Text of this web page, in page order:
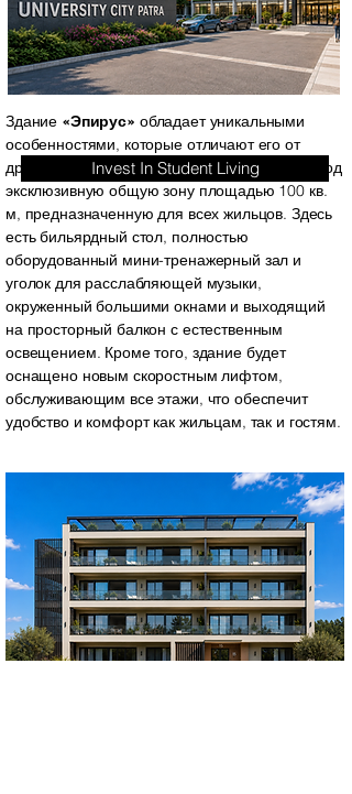
Здание «Эпирус» обладает уникальными
особенностями, которые отличают его от
других проектов. Весь третий этаж отведен под
эксклюзивную общую зону площадью 100 кв.
м, предназначенную для всех жильцов. Здесь
есть бильярдный стол, полностью
оборудованный мини-тренажерный зал и
уголок для расслабляющей музыки,
окруженный большими окнами и выходящий
на просторный балкон с естественным
освещением. Кроме того, здание будет
оснащено новым скоростным лифтом,
обслуживающим все этажи, что обеспечит
удобство и комфорт как жильцам, так и гостям.
Invest In Student Living